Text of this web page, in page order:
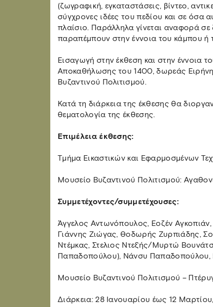
(ζωγραφική, εγκαταστάσεις, βίντεο,
σύγχρονες ιδέες του πεδίου και σε όσα
πλαίσιο. Παράλληλα γίνεται αναφορά
παραπέμπουν στην έννοια του κάμπου ή
Εισαγωγή στην έκθεση και στην έννοια
Αποκαθήλωσης του 1400, δωρεάς
Βυζαντινού Πολιτισμού.
Κατά τη διάρκεια της έκθεσης θα
θεματολογία της έκθεσης.
Επιμέλεια έκθεσης:
Τμήμα Εικαστικών και Εφαρμοσμένων
Μουσείο Βυζαντινού Πολιτισμού:
Συμμετέχοντες/συμμετέχουσες:
Άγγελος Αντωνόπουλος, Εοζέν
Γιάννης Ζιώγας, Θοδωρής Ζυρπιάδης,
Ντέμκας, Στελιος Ντεξής/Μυρτώ
Παπαδοπούλου), Νάνσυ Παπαδοπούλου,
Μουσείο Βυζαντινού Πολιτισμού –
Διάρκεια: 28 Ιανουαρίου έως 12